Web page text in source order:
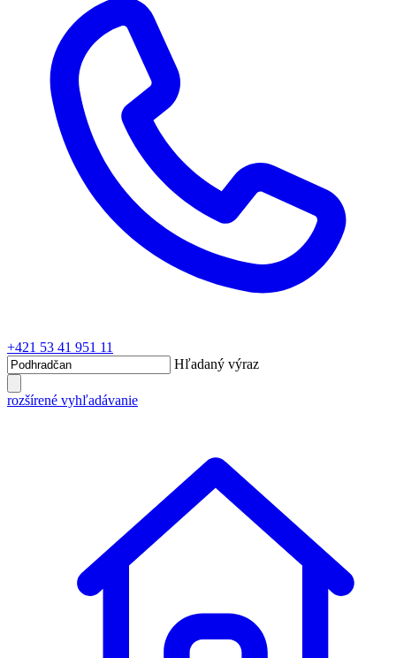
+421 53 41 951 11
Hľadaný výraz
rozšírené vyhľadávanie